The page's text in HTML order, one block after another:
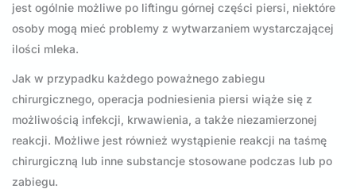
jest ogólnie możliwe po liftingu górnej części piersi, niektóre
osoby mogą mieć problemy z wytwarzaniem wystarczającej
ilości mleka.
Jak w przypadku każdego poważnego zabiegu
chirurgicznego, operacja podniesienia piersi wiąże się z
możliwością infekcji, krwawienia, a także niezamierzonej
reakcji. Możliwe jest również wystąpienie reakcji na taśmę
chirurgiczną lub inne substancje stosowane podczas lub po
zabiegu.